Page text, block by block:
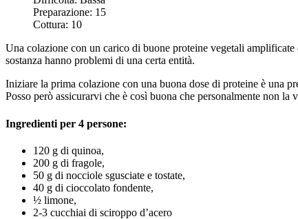
Preparazione: 15
Cottura: 10
Una colazione con un carico di buone proteine vegetali amplificate
sostanza hanno problemi di una certa entità.
Iniziare la prima colazione con una buona dose di proteine è una
Posso però assicurarvi che è così buona che personalmente non
Ingredienti per 4 persone:
120 g di quinoa,
200 g di fragole,
50 g di nocciole sgusciate e tostate,
40 g di cioccolato fondente,
½ limone,
2-3 cucchiai di sciroppo d’acero